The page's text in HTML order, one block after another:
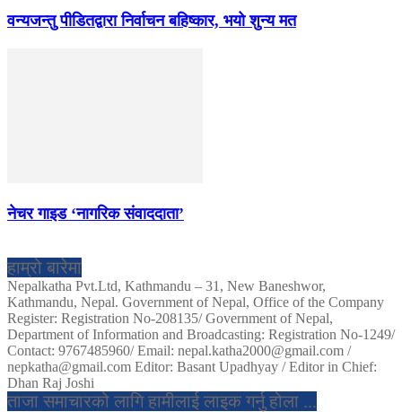
वन्यजन्तु पीडितद्वारा निर्वाचन बहिष्कार, भयो शुन्य मत
नेचर गाइड ‘नागरिक संवाददाता’
हाम्रो बारेमा
Nepalkatha Pvt.Ltd, Kathmandu – 31, New Baneshwor,
Kathmandu, Nepal. Government of Nepal, Office of the Company
Register: Registration No-208135/ Government of Nepal,
Department of Information and Broadcasting: Registration No-1249/
Contact: 9767485960/ Email: nepal.katha2000@gmail.com /
nepkatha@gmail.com Editor: Basant Upadhyay / Editor in Chief:
Dhan Raj Joshi
ताजा समाचारको लागि हामीलाई लाइक गर्नु होला ...